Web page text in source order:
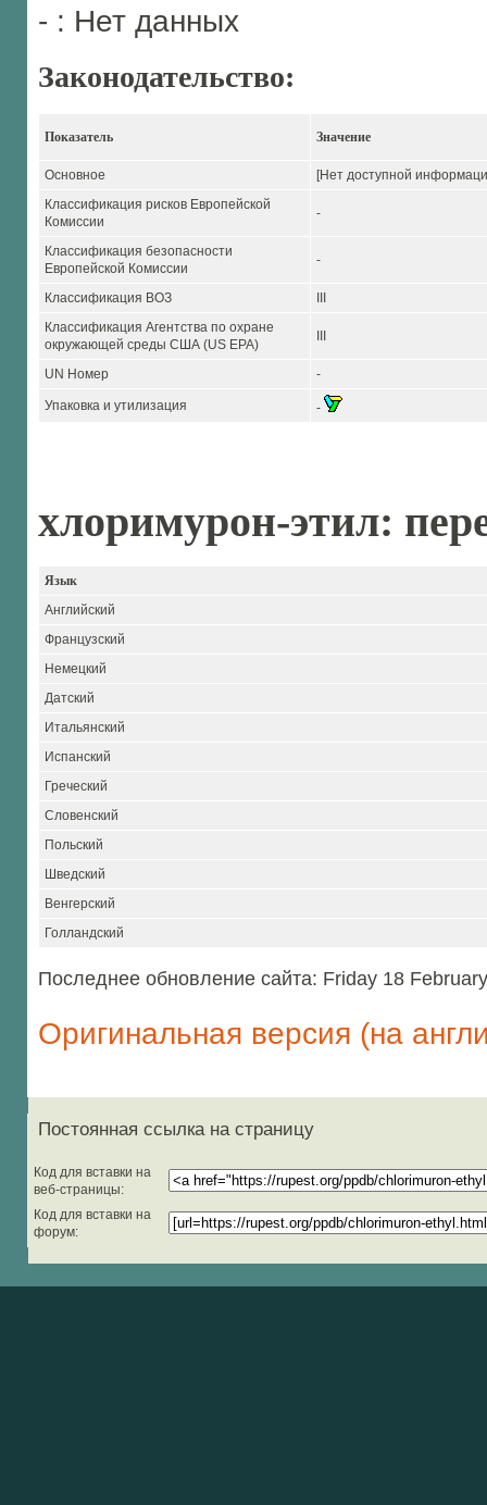
- : Нет данных
Законодательство:
Показатель Значение
Основное
[Нет доступной
Классификация рисков Европейской
Комиссии
-
Классификация безопасности
Европейской Комиссии
-
Классификация ВОЗ
Классификация Агентства по охране
окружающей среды США (US EPA)
UN Номер -
Упаковка и утилизация -
хлоримурон-этил:
Язык
Английский
Французский
Немецкий
Датский
Итальянский
Испанский
Греческий
Словенский
Польский
Шведский
Венгерский
Голландский
Последнее обновление сайта: Friday 18
Оригинальная версия (на
Постоянная ссылка на страницу
Код для вставки на
веб-страницы:
Код для вставки на
форум: